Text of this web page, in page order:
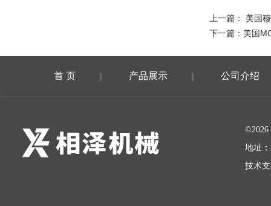
上一篇： 美国
下一篇： 美国
首 页 | 产品展示 | 公司介绍
地址
技术